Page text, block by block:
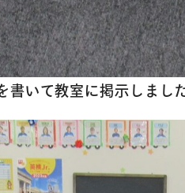
いて教室に掲示しました